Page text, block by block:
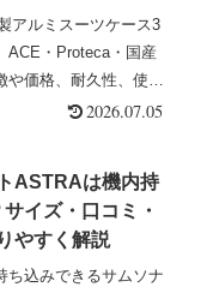
アルミスーツケース3
ACE・Proteca・国産
や価格、耐久性、使い
わかりやすく解説しま
2026.07.05
ASTRAは機内持
イズ・口コミ・
やすく解説
ち込みできるサムソナ